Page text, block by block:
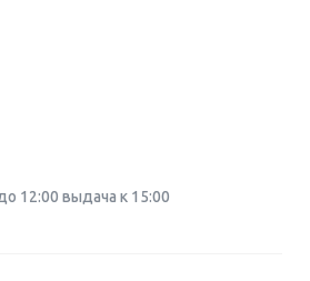
12:00 выдача к 15:00